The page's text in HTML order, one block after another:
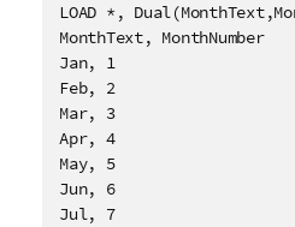
LOAD *,
MonthText, MonthNumber
Jan, 1
Feb, 2
Mar, 3
Apr, 4
May, 5
Jun, 6
Jul, 7